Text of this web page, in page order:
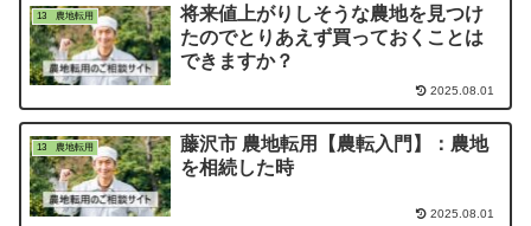
13 農地転用
将来値上がりしそうな農地を見つけ
たのでとりあえず買っておくことは
できますか？
2025.08.01
13 農地転用
藤沢市 農地転用【農転入門】：農地
を相続した時
2025.08.01